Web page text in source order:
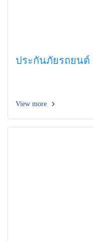
ประกันภัยรถยนต์
View more